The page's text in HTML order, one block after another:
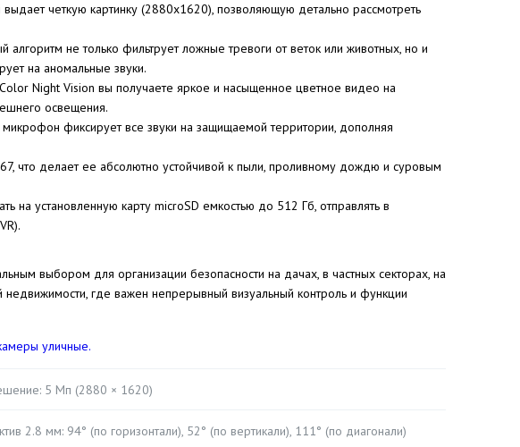
выдает четкую картинку (2880x1620), позволяющую детально рассмотреть
алгоритм не только фильтрует ложные тревоги от веток или животных, но и
на аномальные звуки.
Night Vision вы получаете яркое и насыщенное цветное видео на
освещения.
фиксирует все звуки на защищаемой территории, дополняя
что делает ее абсолютно устойчивой к пыли, проливному дождю и суровым
на установленную карту microSD емкостью до 512 Гб, отправлять в
выбором для организации безопасности на дачах, в частных секторах, на
недвижимости, где важен непрерывный визуальный контроль и функции
уличные.
5 Мп (2880 × 1620)
2.8 мм: 94° (по горизонтали), 52° (по вертикали), 111° (по диагонали)